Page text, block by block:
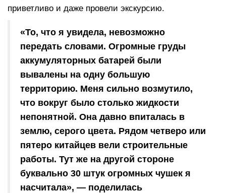
приветливо и даже провели экскурсию.
«То, что я увидела, невозможно
передать словами. Огромные груды
аккумуляторных батарей были
вывалены на одну большую
территорию. Меня сильно возмутило,
что вокруг было столько жидкости
непонятной. Она давно впиталась в
землю, серого цвета. Рядом четверо или
пятеро китайцев вели строительные
работы. Тут же на другой стороне
буквально 30 штук огромных чушек я
насчитала», — поделилась